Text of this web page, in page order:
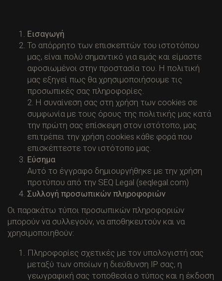
Εισαγωγή
Το απόρρητο των επισκεπτών του ιστοτόπου
μας, είναι πολύ σημαντικό για εμάς και είμαστε
αφοσιωμένοι στην προστασία του. Η πολιτική
μας εξηγεί πως θα χρησιμοποιήσουμε τις
προσωπικές σας πληροφορίες.
2. Η συναίνεση σας στη χρήση των cookies σε
συμφωνία με τους όρους της πολιτικής μας κατά
την πρώτη σας επίσκεψη στον ιστότοπο, μας
επιτρέπει την χρήση cookies κάθε φορά που
επισκέπτεστε τον ιστότοπο μας.
Εύσημα
Αυτό το έγγραφο δημιουργήθηκε με την χρήση
προτύπου από την SEQ Legal (seqlegal.com)
Συλλογή προσωπικών πληροφοριών
Οι παρακάτω τύποι προσωπικών πληροφοριών
μπορούν να συλλεγούν, να αποθηκευτούν και να
χρησιμοποιηθούν:
Πληροφορίες σχετικές με τον υπολογιστή σας
μεταξύ των οποίων η διεύθυνση IP σας, η
γεωγραφική σας τοποθεσία ο τύπος και η έκδοση